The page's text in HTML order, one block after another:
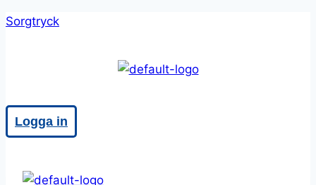
Skip
Sorgtryck
Logga in